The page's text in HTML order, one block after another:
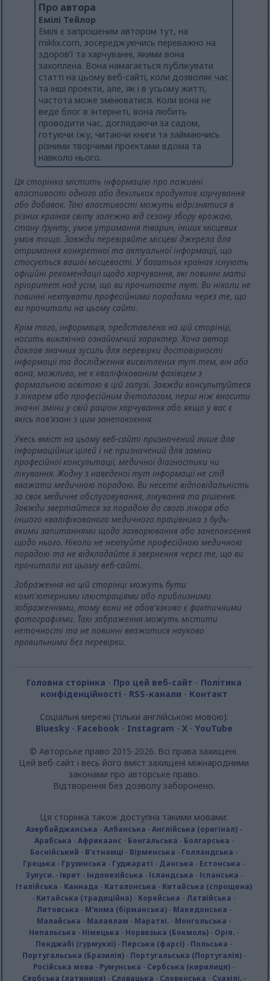
Про автора
Емілі Тейлор
Емілі є запрошеним автором тут, на
miklix.com, зосереджуючись переважно на
здоров’ї та харчуванні, якими вона
захоплена. Вона намагається публікувати
статті на цьому веб-сайті, коли дозволяє час
та інші проекти, але, як і в усьому житті,
частота може змінюватися. Коли вона не
веде блог в Інтернеті, вона любить
проводити час, доглядаючи за садом,
готуючи їжу, читаючи книги та займаючись
різними творчими проектами вдома та
навколо нього.
Ця сторінка містить інформацію про поживні
властивості одного або декількох продуктів харчування
або добавок. Такі властивості можуть відрізнятися в
різних країнах світу залежно від сезону збору врожаю,
стану ґрунту, умов утримання тварин, інших місцевих
умов тощо. Завжди перевіряйте місцеві джерела для
отримання конкретної та актуальної інформації, що
стосується вашої місцевості. У багатьох країнах існують
офіційні рекомендації щодо харчування, які повинні мати
пріоритет над усім, що ви прочитаєте тут. Ви ніколи не
повинні нехтувати професійними порадами через те, що
ви прочитали на цьому сайті.
Крім того, інформація, представлена на цій сторінці,
носить виключно ознайомчий характер. Хоча автор
доклав значних зусиль для перевірки достовірності
інформації та дослідження висвітлених тут тем, він або
вона, можливо, не є кваліфікованим фахівцем з
формальною освітою в цій галузі. Завжди консультуйтеся
з лікарем або професійним дієтологом, перш ніж вносити
значні зміни у свій раціон харчування або якщо у вас є
якісь пов'язані з цим занепокоєння.
Увесь вміст на цьому веб-сайті призначений лише для
інформаційних цілей і не призначений для заміни
професійної консультації, медичної діагностики чи
лікування. Жодну з наведеної тут інформації не слід
вважати медичною порадою. Ви несете відповідальність
за своє медичне обслуговування, лікування та рішення.
Завжди звертайтеся за порадою до свого лікаря або
іншого кваліфікованого медичного працівника з будь-
якими запитаннями щодо захворювання або занепокоєння
щодо нього. Ніколи не нехтуйте професійною медичною
порадою та не відкладайте її звернення через те, що ви
прочитали на цьому веб-сайті.
Зображення на цій сторінці можуть бути
комп'ютерними ілюстраціями або приблизними
зображеннями, тому вони не обов'язково є фактичними
фотографіями. Такі зображення можуть містити
неточності та не повинні вважатися науково
правильними без перевірки.
Головна сторінка - Про цей веб-сайт - Політика
конфіденційності - RSS-канали - Контакт
Соціальні мережі (тільки англійською мовою):
Bluesky- Facebook - Instagram - X- YouTube
© Авторське право 2015-2026. Всі права захищені.
Цей веб-сайт і весь його вміст захищені міжнародними
законами про авторське право.
Відтворення без дозволу заборонено.
Ця сторінка також доступна такими мовами:
Азербайджанська -Албанська -Англійська (оригінал) -
Арабська -Африкаанс - Бенгальська - Болгарська -
Боснійський - В'єтнамці - Вірменська - Голландська -
Грецька - Грузинська - Гуджараті - Данська - Естонська -
Зулуси.- Іврит - Індонезійська - Ісландська - Іспанська -
Італійська - Каннада - Каталонська - Китайська (спрощена)
- Китайська (традиційна) - Корейська - Латвійська -
Литовська - М'янма (бірманська) - Македонська -
Малайська - Малаялам - Маратхі. - Монгольська -
Непальська - Німецька - Норвезька (Бокмоль) - Орія. -
Пенджабі (гурмукхі) - Перська (фарсі) - Польська -
Португальська (Бразилія)- Португальська (Португалія)-
Російська мова - Румунська - Сербська (кирилиця) -
Сербська (латиниця)- Словацька - Словенська - Суахілі.-